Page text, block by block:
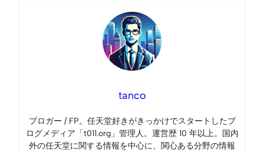
tanco
ブロガー / FP。任天堂好きがきっかけでスタートしたブ
ログメディア「t011.org」管理人。運営歴 10 年以上。国内
外の任天堂に関する情報を中心に、関心ある分野の情報